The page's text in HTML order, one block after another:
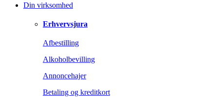
Din virksomhed
Erhvervsjura
Afbestilling
Alkoholbevilling
Annoncehajer
Betaling og kreditkort